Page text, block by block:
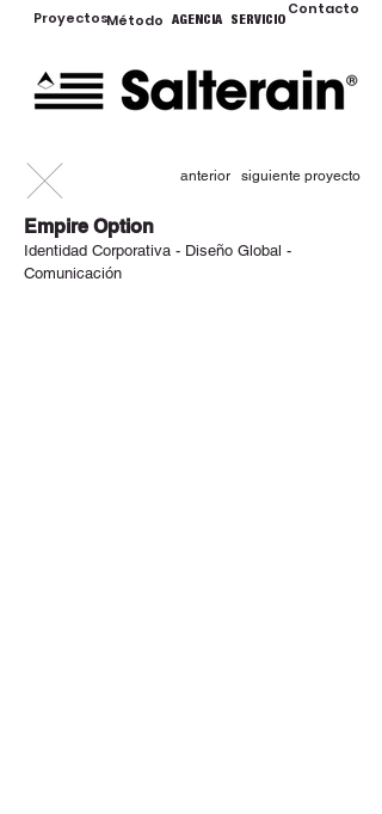
ProyectosMétodo AGENCIA SERVICIO
Contacto
anterior siguiente proyecto
Empire Option
Identidad Corporativa - Diseño Global -
Comunicación